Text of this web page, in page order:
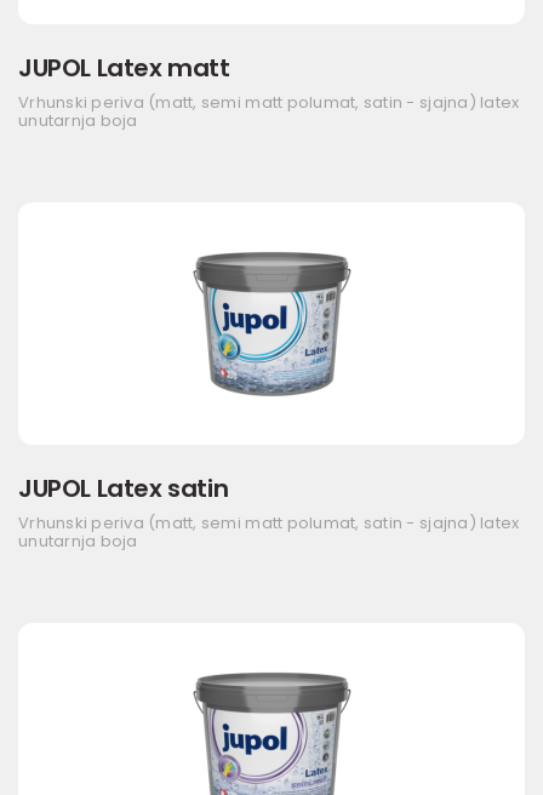
JUPOL Latex matt
Vrhunski periva (matt, semi matt polumat, satin - sjajna) latex
unutarnja boja
JUPOL Latex satin
Vrhunski periva (matt, semi matt polumat, satin - sjajna) latex
unutarnja boja